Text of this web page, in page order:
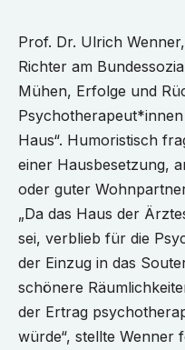
Prof. Dr. Ulrich
Richter am
Mühen, Erfolge und
Haus“. Humoristisch
einer Hausbesetzung,
oder guter
„Da das Haus der
sei, verblieb für die
der Einzug in das
schönere
der Ertrag
würde“, stellte Wenner